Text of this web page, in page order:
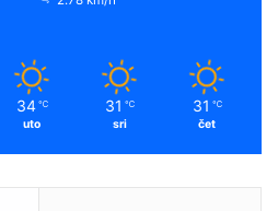
34 ℃
uto
31 ℃
sri
31 ℃
čet